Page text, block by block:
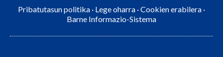
Pribatutasun politika · Lege oharra ·Cookien erabilera ·
Barne Informazio-Sistema